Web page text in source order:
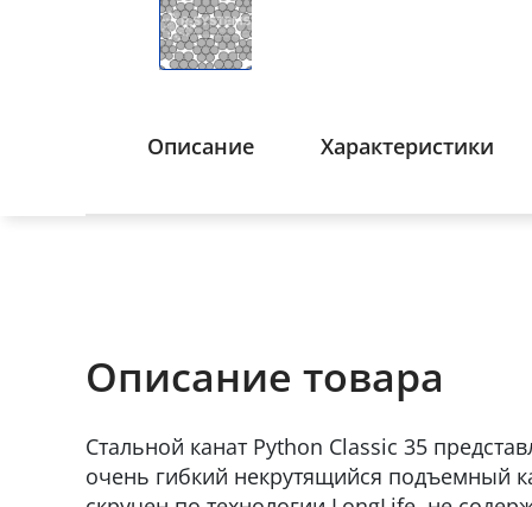
Описание Характеристики
Описание товара
Стальной канат Python Classic 35
очень гибкий некрутящийся подъемный